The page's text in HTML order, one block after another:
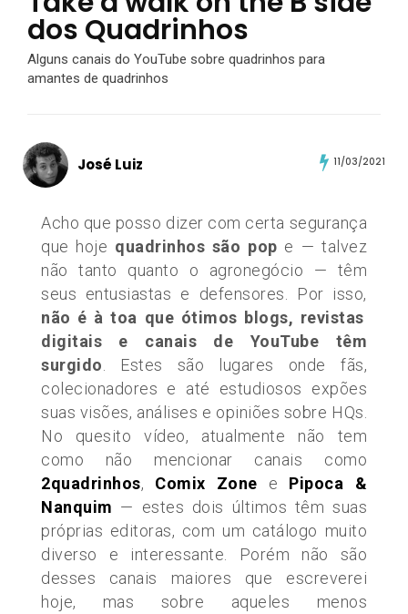
dos Quadrinhos
Alguns canais do YouTube sobre quadrinhos para
amantes de quadrinhos
José Luiz 11/03/2021
Acho que posso dizer com certa segurança
que hoje quadrinhos são pop e — talvez
não tanto quanto o agronegócio — têm
seus entusiastas e defensores. Por isso,
não é à toa que ótimos blogs, revistas
digitais e canais de YouTube têm
surgido . Estes são lugares onde fãs,
colecionadores e até estudiosos expões
suas visões, análises e opiniões sobre HQs.
No quesito vídeo, atualmente não tem
como não mencionar canais como
2quadrinhos, Comix Zone e Pipoca &
Nanquim — estes dois últimos têm suas
próprias editoras, com um catálogo muito
diverso e interessante. Porém não são
desses canais maiores que escreverei
hoje, mas sobre aqueles menos